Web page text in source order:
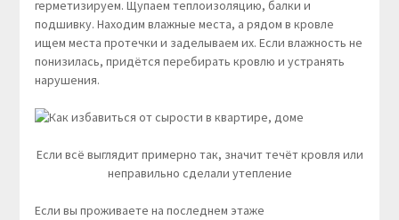
герметизируем. Щупаем теплоизоляцию, балки и
подшивку. Находим влажные места, а рядом в кровле
ищем места протечки и заделываем их. Если влажность не
понизилась, придётся перебирать кровлю и устранять
нарушения.
Если всё выглядит примерно так, значит течёт кровля или
неправильно сделали утепление
Если вы проживаете на последнем этаже